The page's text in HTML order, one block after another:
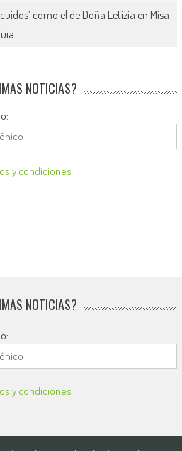
como el de Doña Letizia en Misa
NOTICIAS?
y condiciones
NOTICIAS?
y condiciones